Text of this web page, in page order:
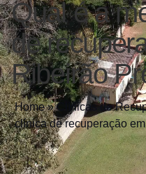
Qual é a
de
Ribeirão
Home»Clínicas de
clínica de recuperação